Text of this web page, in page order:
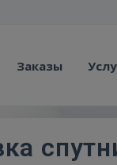
Заказы